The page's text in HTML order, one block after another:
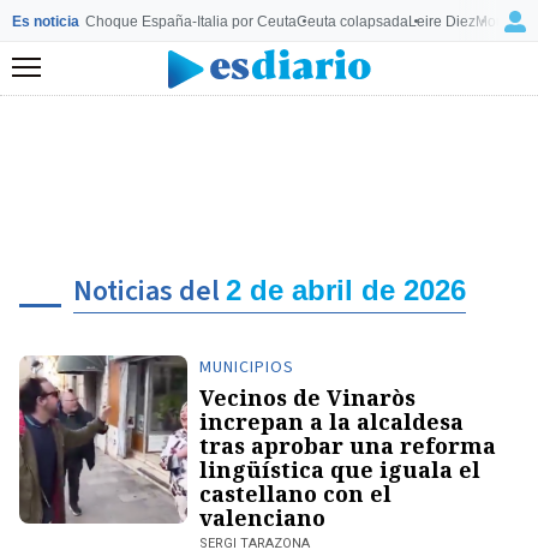
Es noticia Choque España-Italia por CeutaCeuta colapsadaLeire Diez
Menú
Noticias del2 de abril de 2026
MUNICIPIOS
Vecinos de Vinaròs
increpan a la alcaldesa
tras aprobar una reforma
lingüística que iguala el
castellano con el
valenciano
SERGI TARAZONA